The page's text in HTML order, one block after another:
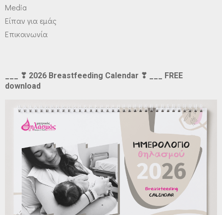
Media
Είπαν για εμάς
Επικοινωνία
___ ❣ 2026 Breastfeeding Calendar ❣ ___ FREE
download